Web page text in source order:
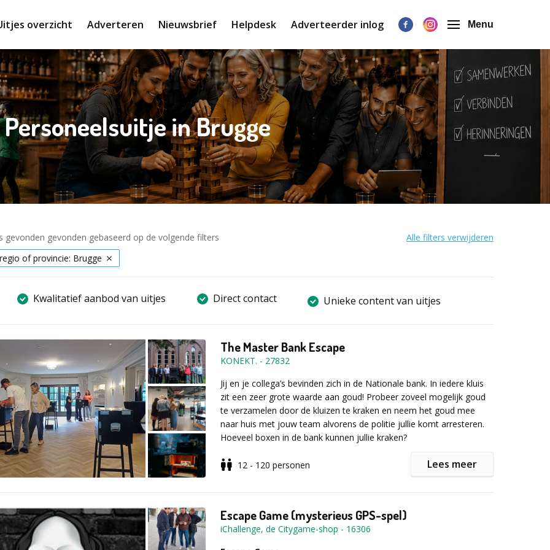
overzicht Adverteren Nieuwsbrief Helpdesk Adverteerder inlog Menu
Personeelsuitje in Brugge
gevonden gevonden gebaseerd op de volgende filters
Alle filters verwijderen
of provincie: Brugge
Kwalitatief aanbod van uitjes Direct contact Unieke content van uitjes
The Master Bank Escape
KONEKT. - 27832
Jij en je collega’s bevinden zich in de Nationale bank. In iedere kluis
zit een zeer grote waarde aan goud! Probeer zoveel mogelijk goud
te verzamelen door de kluizen te kraken en neem het goud mee
naar huis met jouw team alvorens de politie jullie komt arresteren.
Hoeveel boxen in de bank kunnen jullie kraken?
meer dan 80 puzzels en een timer waarmee de politie je op de
hielen zit!
12 - 120 personen Lees meer
Escape Game (mysterieus GPS-spel)
iChallenge, de Citygame-shop - 16306